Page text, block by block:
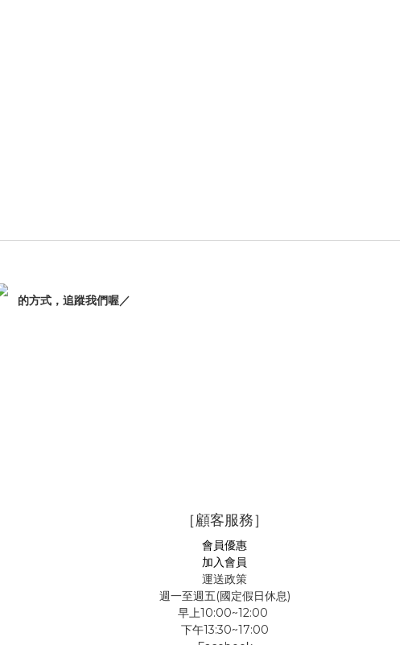
的方式，追蹤我們喔／
［顧客服務］
會員優惠
加入會員
運送政策
週一至週五(國定假日休息)
早上10:00~12:00
下午13:30~17:00